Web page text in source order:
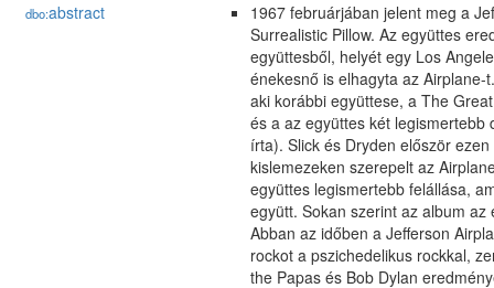
dbo:abstract
1967 februárjában jelent meg a
Surrealistic Pillow. Az együttes
együttesből, helyét egy Los
énekesnő is elhagyta az
aki korábbi együttese, a The
és a az együttes két legismertebb
írta). Slick és Dryden először
kislemezeken szerepelt az
együttes legismertebb felállása,
együtt. Sokan szerint az album
Abban az időben a Jefferson
rockot a pszichedelikus rockkal,
the Papas és Bob Dylan